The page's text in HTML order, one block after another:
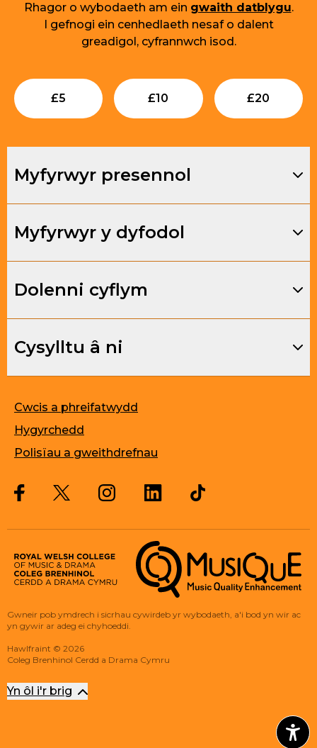
Rhagor o wybodaeth am ein gwaith datblygu.
I gefnogi ein cenhedlaeth nesaf o dalent
greadigol, cyfrannwch isod.
£5
Submit
£10
Submit
£20
Myfyrwyr presennol
Myfyrwyr y dyfodol
Dolenni cyflym
Cysylltu â ni
Cwcis a phreifatwydd
Hygyrchedd
Polisïau a gweithdrefnau
Musique, Music Quality
Hawlfraint © 2026
Coleg Brenhinol Cerdd a Drama Cymru
Yn ôl i'r brig
Gwneir pob ymdrech i sicrhau cywirdeb yr wybodaeth, a'i bod yn wir ac
yn gywir ar adeg ei chyhoeddi.